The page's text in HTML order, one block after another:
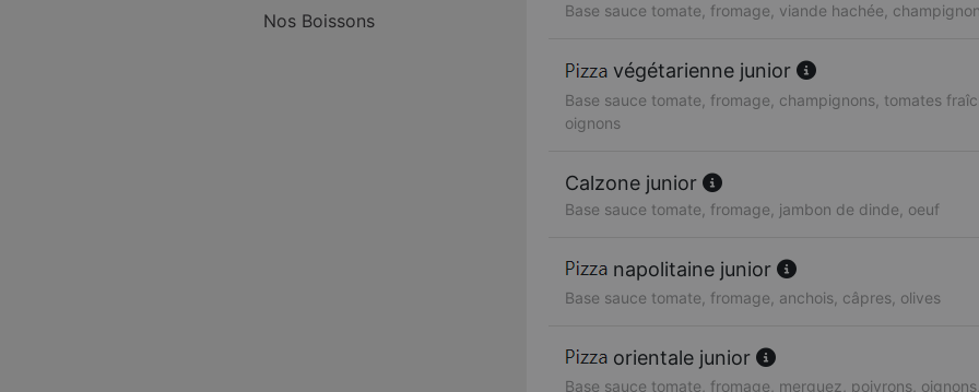
Nos Boissons
Base sauce tomate, fromage, viande hachée,
végétarienne junior
Base sauce tomate, fromage, champignons, tomates
oignons
Calzone junior
Base sauce tomate, fromage, jambon de dinde, oeuf
napolitaine junior
Base sauce tomate, fromage, anchois, câpres, olives
orientale junior
Base sauce tomate, fromage, merguez, poivrons,